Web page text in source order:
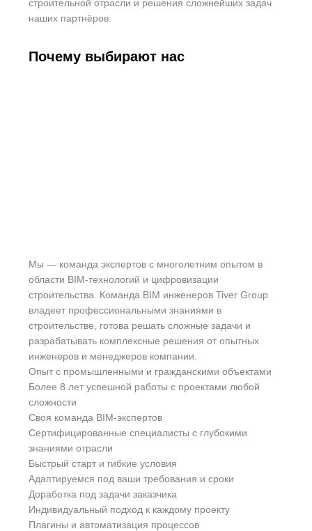
строительной отрасли и решения сложнейших задач
наших партнёров.
Почему выбирают нас
Мы — команда экспертов с многолетним опытом в
области BIM-технологий и цифровизации
строительства. Команда BIM инженеров Tiver Group
владеет профессиональными знаниями в
строительстве, готова решать сложные задачи и
разрабатывать комплексные решения от опытных
инженеров и менеджеров компании.
Опыт с промышленными и гражданскими объектами
Более 8 лет успешной работы с проектами любой
сложности
Своя команда BIM-экспертов
Сертифицированные специалисты с глубокими
знаниями отрасли
Быстрый старт и гибкие условия
Адаптируемся под ваши требования и сроки
Доработка под задачи заказчика
Индивидуальный подход к каждому проекту
Плагины и автоматизация процессов